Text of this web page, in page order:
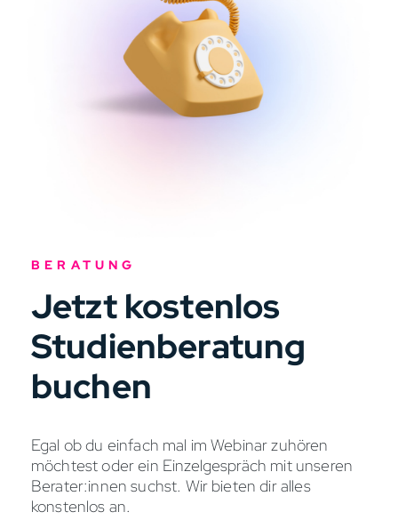
BERATUNG
Jetzt kostenlos
Studienberatung
buchen
Egal ob du einfach mal im Webinar zuhören
möchtest oder ein Einzelgespräch mit unseren
Berater:innen suchst. Wir bieten dir alles
konstenlos an.